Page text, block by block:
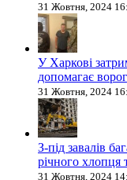
31 Жовтня, 2024
У Харкові
допомагає
31 Жовтня, 2024
З-під завалів
річного хлопця
31 Жовтня, 2024